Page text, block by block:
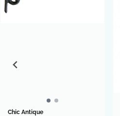
Chic Antique